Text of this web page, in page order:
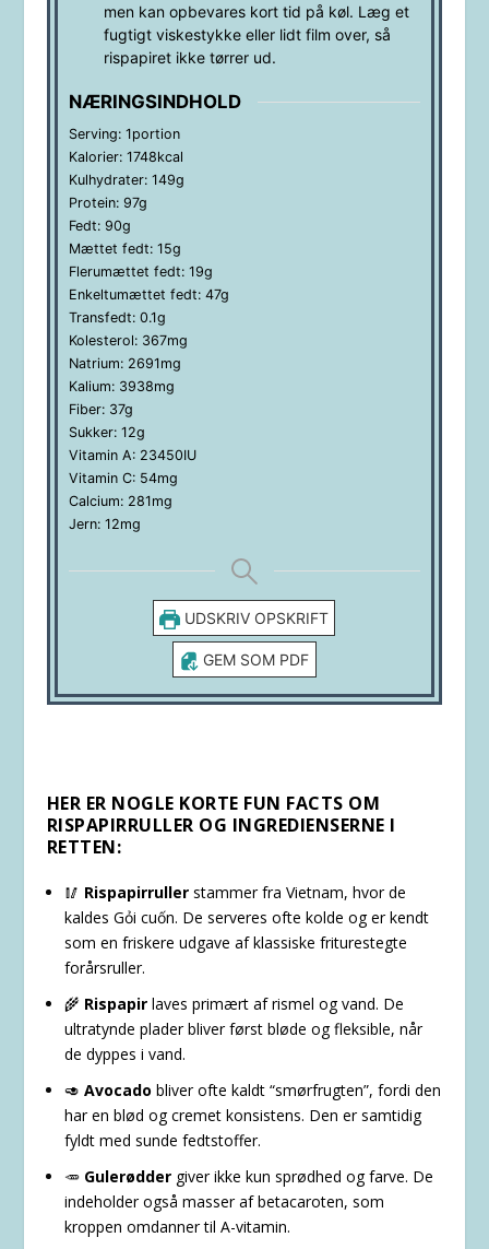
men kan opbevares kort tid på køl. Læg et
fugtigt viskestykke eller lidt film over, så
rispapiret ikke tørrer ud.
NÆRINGSINDHOLD
Serving: 1portion
Kalorier: 1748kcal
Kulhydrater: 149g
Protein: 97g
Fedt: 90g
Mættet fedt: 15g
Flerumættet fedt: 19g
Enkeltumættet fedt: 47g
Transfedt: 0.1g
Kolesterol: 367mg
Natrium: 2691mg
Kalium: 3938mg
Fiber: 37g
Sukker: 12g
Vitamin A: 23450IU
Vitamin C: 54mg
Calcium: 281mg
Jern: 12mg
UDSKRIV OPSKRIFT
GEM SOM PDF
HER ER NOGLE KORTE FUN FACTS OM
RISPAPIRRULLER OG INGREDIENSERNE I
RETTEN:
🥢 Rispapirrullerstammer fra Vietnam, hvor de
kaldes Gỏi cuốn. De serveres ofte kolde og er kendt
som en friskere udgave af klassiske friturestegte
forårsruller.
🌾 Rispapirlaves primært af rismel og vand. De
ultratynde plader bliver først bløde og fleksible, når
de dyppes i vand.
🥑 Avocado bliver ofte kaldt “smørfrugten”, fordi den
har en blød og cremet konsistens. Den er samtidig
fyldt med sunde fedtstoffer.
🥕 Gulerøddergiver ikke kun sprødhed og farve. De
indeholder også masser af betacaroten, som
kroppen omdanner til A-vitamin.